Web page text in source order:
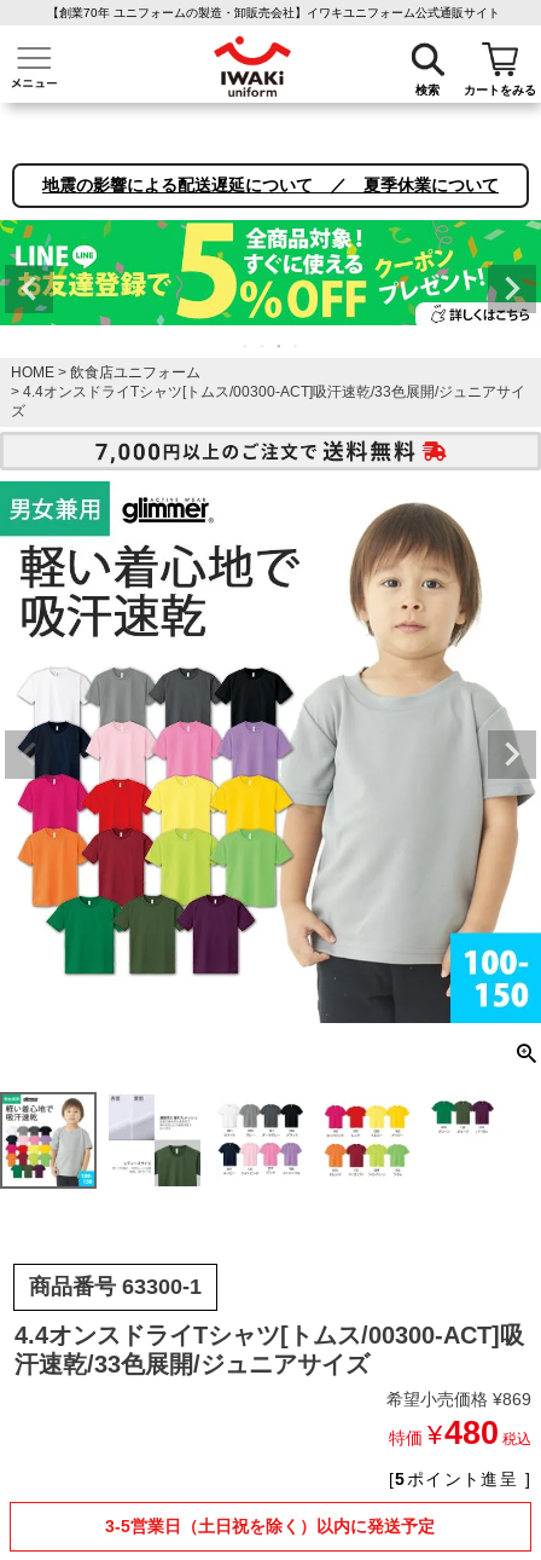
【創業70年 ユニフォームの製造・卸販売会社】イワキユニフォーム公式通販サイト
検索 カートをみる
介護ユニフォーム 作業着・作業服 ファン付き作業着 医療白衣
地震の影響による配送遅延について ／ 夏季休業について
HOME
飲食店ユニフォーム
4.4オンスドライTシャツ[トムス/00300-ACT]吸汗速乾/33色展開/ジュニアサイ
ズ
商品番号 63300-1
4.4オンスドライTシャツ[トムス/00300-ACT]吸
汗速乾/33色展開/ジュニアサイズ
希望小売価格 ¥869
特価 ¥480 税込
[5ポイント進呈 ]
3-5営業日（土日祝を除く）以内に発送予定